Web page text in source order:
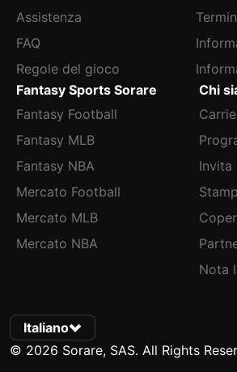
Assistenza
FAQ
Regole del gioco
Fantasy Sports Sorare
Fantasy Football
Fantasy MLB
Fantasy NBA
Mercato Football
Mercato MLB
Mercato NBA
Chi
Invita
Nota
Italiano
© 2026 Sorare, SAS. All Rights